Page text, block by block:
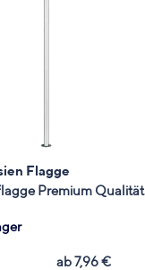
Flagge
Premium Qualität
ab7,96€